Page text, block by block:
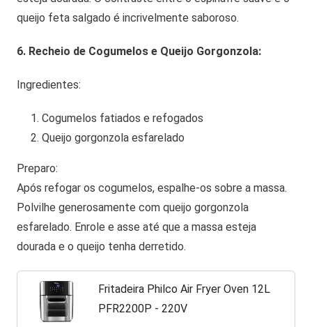
queijo feta salgado é incrivelmente saboroso.
6. Recheio de Cogumelos e Queijo Gorgonzola:
Ingredientes:
Cogumelos fatiados e refogados
Queijo gorgonzola esfarelado
Preparo:
Após refogar os cogumelos, espalhe-os sobre a massa.
Polvilhe generosamente com queijo gorgonzola
esfarelado. Enrole e asse até que a massa esteja
dourada e o queijo tenha derretido.
Fritadeira Philco Air Fryer Oven 12L
PFR2200P - 220V